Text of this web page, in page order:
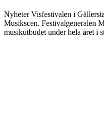
Nyheter Visfestivalen i
Musikscen. Festivalgeneralen
musikutbudet under hela året i